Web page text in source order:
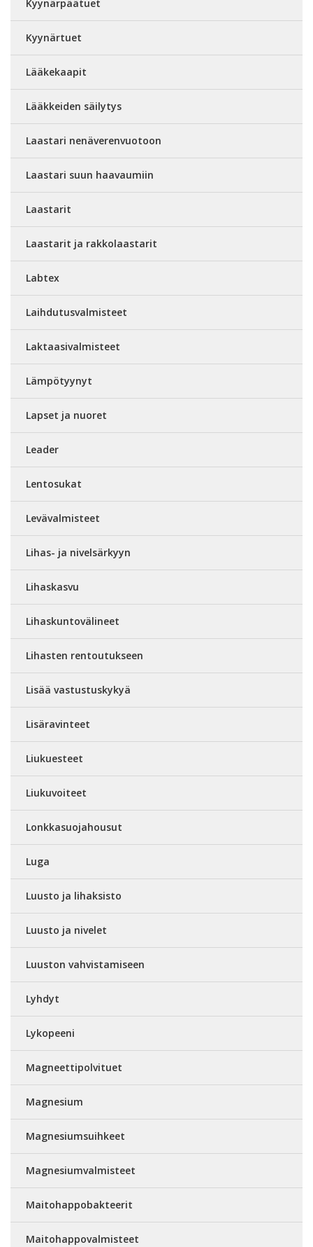
Kyynärpäätuet
Kyynärtuet
Lääkekaapit
Lääkkeiden säilytys
Laastari nenäverenvuotoon
Laastari suun haavaumiin
Laastarit
Laastarit ja rakkolaastarit
Labtex
Laihdutusvalmisteet
Laktaasivalmisteet
Lämpötyynyt
Lapset ja nuoret
Leader
Lentosukat
Levävalmisteet
Lihas- ja nivelsärkyyn
Lihaskasvu
Lihaskuntovälineet
Lihasten rentoutukseen
Lisää vastustuskykyä
Lisäravinteet
Liukuesteet
Liukuvoiteet
Lonkkasuojahousut
Luga
Luusto ja lihaksisto
Luusto ja nivelet
Luuston vahvistamiseen
Lyhdyt
Lykopeeni
Magneettipolvituet
Magnesium
Magnesiumsuihkeet
Magnesiumvalmisteet
Maitohappobakteerit
Maitohappovalmisteet